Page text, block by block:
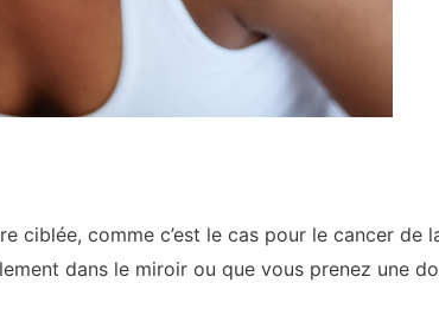
ciblée, comme c’est le cas pour le cancer de
dans le miroir ou que vous prenez une